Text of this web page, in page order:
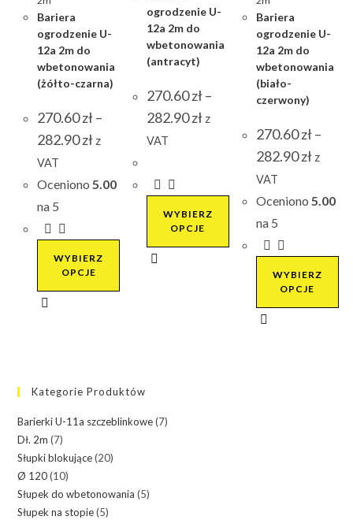
Bariera
ogrodzenie U-
12a 2m do
wbetonowania
(żółto-czarna)
270.60zł–
282.90złcen:
270.60 zł
do
282.90 zł
z
VAT
Oceniono 5.00
na 5
WYBIERZ
OPCJE
Opcje
można
wybrać
na
stronie
produktu
ogrodzenie U-
12a 2m do
wbetonowania
(antracyt)
270.60zł–
282.90złcen:
z
VAT
WYBIERZ
OPCJE
na
Bariera
ogrodzenie U-
12a 2m do
wbetonowania
(biało-
czerwony)
270.60zł –
282.90zł cen:
do
282.90
z
VAT
Oceniono 5.00
na 5
WYBIERZ
OPCJE
Kategorie Produktów
Barierki U-11a szczeblinkowe (7)
Dł. 2m (7)
Słupki blokujące (20)
Ø 120 (10)
Słupek do wbetonowania (5)
Słupek na stopie (5)